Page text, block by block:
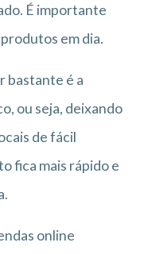
É importante
em dia.
bastante é a
ou seja, deixando
de fácil
fica mais rápido e
online